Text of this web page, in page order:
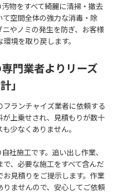
物をすべて綺麗に清掃・撤去
空間全体の強力な消毒・除
やノミの発生を防ぎ、お客様
境を取り戻します。
門業者よりリーズ
」
ランチャイズ業者に依頼する
上乗せされ、見積もりが数十
少なくありません。
社施工です。追い出し作業、
、必要な施工をすべて含んだ
見積りをご提示します。作業
ませんので、安心してご依頼